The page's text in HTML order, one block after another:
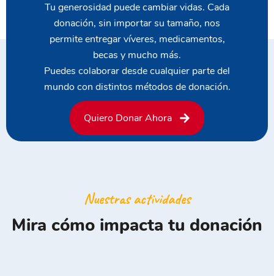
Tu generosidad puede cambiar vidas. Cada
donación, sin importar su tamaño, nos
permite entregar víveres, medicamentos,
becas y mucho más.
Puedes colaborar desde cualquier parte del
mundo con distintos métodos de donación.
Quiero Donar Ahora
Nuestras actividades
Mira cómo impacta tu donación